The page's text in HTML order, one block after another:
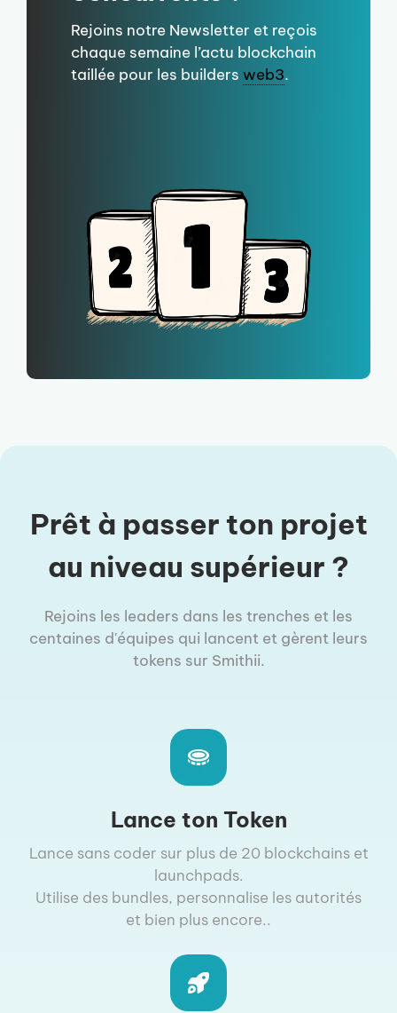
Rejoins notre Newsletter et reçois
chaque semaine l’actu blockchain
taillée pour les builders web3.
Prêt à passer ton projet
au niveau supérieur ?
Rejoins les leaders dans les trenches et les
centaines d'équipes qui lancent et gèrent leurs
tokens sur Smithii.
Lance ton Token
Lance sans coder sur plus de 20 blockchains et
launchpads.
Utilise des bundles, personnalise les autorités
et bien plus encore..